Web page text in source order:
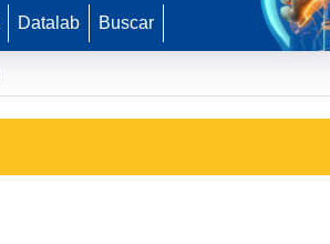
Datalab Buscar